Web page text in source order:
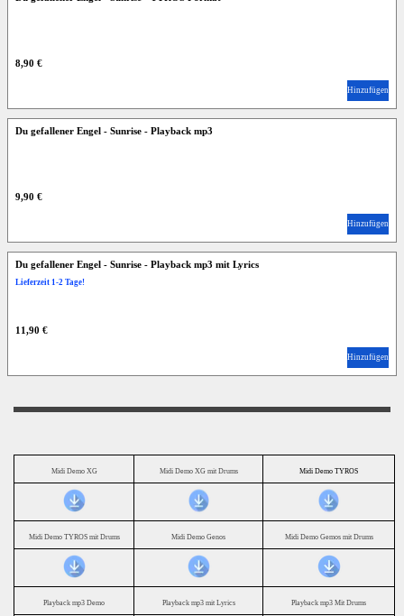
8,90 €
Hinzufügen
Du gefallener Engel - Sunrise - Playback mp3
9,90 €
Hinzufügen
Du gefallener Engel - Sunrise - Playback mp3 mit Lyrics
Lieferzeit 1-2 Tage!
11,90 €
Hinzufügen
Midi Demo XG Midi Demo XG mit Drums Midi Demo TYROS
Midi Demo TYROS mit Drums Midi Demo Genos Midi Demo Gemos mit Drums
Playback mp3 Demo Playback mp3 mit Lyrics Playback mp3 Mit Drums